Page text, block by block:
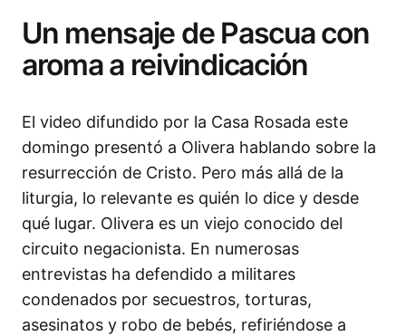
Un mensaje de Pascua con
aroma a reivindicación
El video difundido por la Casa Rosada este
domingo presentó a Olivera hablando sobre la
resurrección de Cristo. Pero más allá de la
liturgia, lo relevante es quién lo dice y desde
qué lugar. Olivera es un viejo conocido del
circuito negacionista. En numerosas
entrevistas ha defendido a militares
condenados por secuestros, torturas,
asesinatos y robo de bebés, refiriéndose a